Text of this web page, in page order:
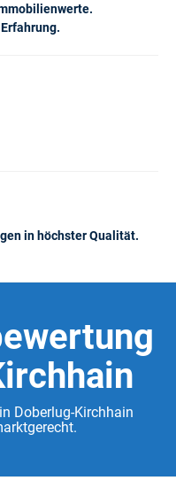
in höchster Qualität.
Doberlug-Kirchhain